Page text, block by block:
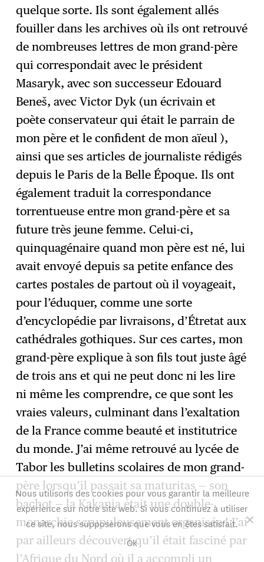
quelque sorte. Ils sont également allés
fouiller dans les archives où ils ont retrouvé
de nombreuses lettres de mon grand-père
qui correspondait avec le président
Masaryk, avec son successeur Edouard
Beneš, avec Victor Dyk (un écrivain et
poète conservateur qui était le parrain de
mon père et le confident de mon aïeul ),
ainsi que ses articles de journaliste rédigés
depuis le Paris de la Belle Époque. Ils ont
également traduit la correspondance
torrentueuse entre mon grand-père et sa
future très jeune femme. Celui-ci,
quinquagénaire quand mon père est né, lui
avait envoyé depuis sa petite enfance des
cartes postales de partout où il voyageait,
pour l’éduquer, comme une sorte
d’encyclopédie par livraisons, d’Étretat aux
cathédrales gothiques. Sur ces cartes, mon
grand-père explique à son fils tout juste âgé
de trois ans et qui ne peut donc ni les lire
ni même les comprendre, ce que sont les
vraies valeurs, culminant dans l’exaltation
de la France comme beauté et institutrice
du monde. J’ai même retrouvé au lycée de
Tabor les bulletins scolaires de mon grand-
père lorsqu’il passait sa maturitas — son
bachot — la Kakania était une double-
monarchie scrupuleusement organisée ! J’ai
par ailleurs découvert qu’il était fasciné par
l’Afrique du Nord où il a accompli un
Nous utilisons des cookies pour vous garantir la meilleure
expérience sur notre site web. Si vous continuez à utiliser
ce site, nous supposerons que vous en êtes satisfait.
Ok